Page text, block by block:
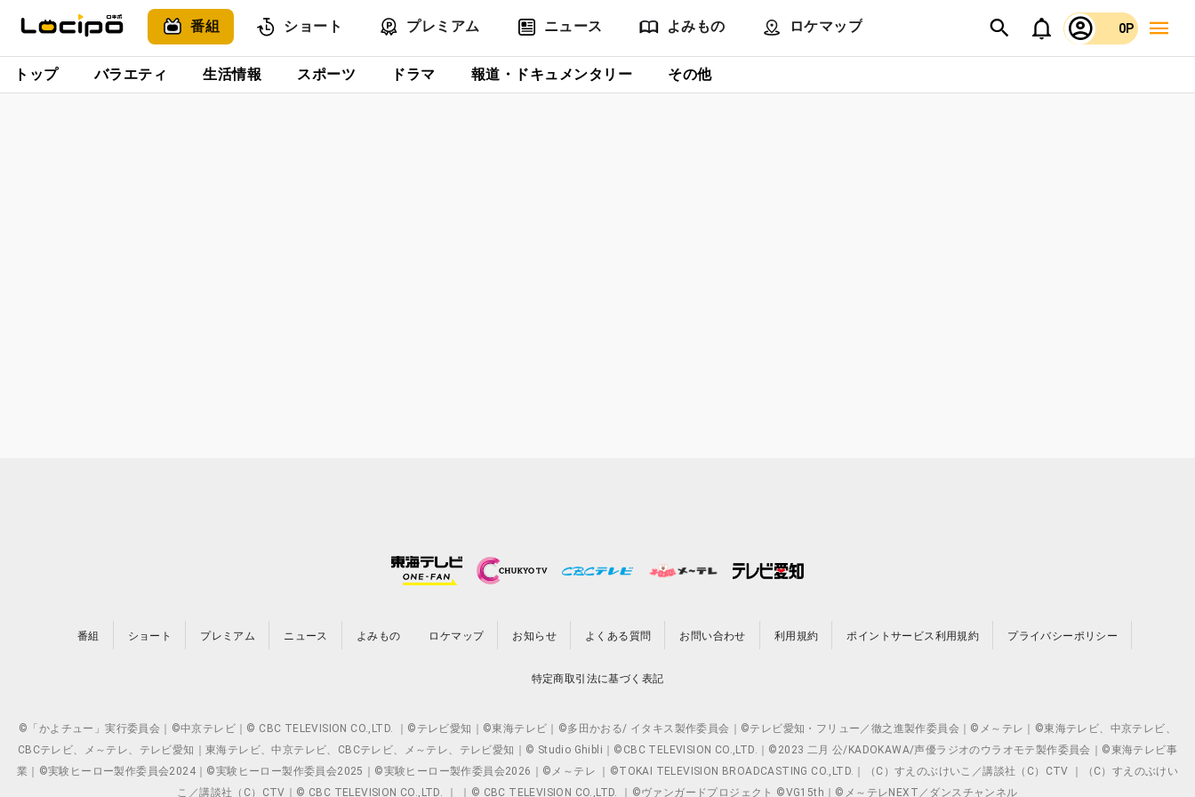
番組 ショート プレミアム ニュース よみもの ロケマップ 0P
トップ バラエティ 生活情報 スポーツ ドラマ 報道・ドキュメンタリー その他
番組 ショート プレミアム ニュース よみもの ロケマップ お知らせ よくある質問 お問い合わせ 利用規約 ポイントサービス利用規約 プライバシーポリシー
特定商取引法に基づく表記
©「かよチュー」実行委員会｜©中京テレビ｜© CBC TELEVISION CO.,LTD. ｜©テレビ愛知｜©東海テレビ｜©多田かおる/ イタキス製作委員会｜©テレビ愛知・フリュー／徹之進製作委員会｜©メ～テレ｜©東海テレビ、中京テレビ、
CBCテレビ、メ～テレ、テレビ愛知｜東海テレビ、中京テレビ、CBCテレビ、メ～テレ、テレビ愛知｜© Studio Ghibli｜©CBC TELEVISION CO.,LTD.｜©2023 二月 公/KADOKAWA/声優ラジオのウラオモテ製作委員会｜©東海テレビ事
業｜©実験ヒーロー製作委員会2024｜©実験ヒーロー製作委員会2025｜©実験ヒーロー製作委員会2026｜©メ～テレ ｜©TOKAI TELEVISION BROADCASTING CO.,LTD.｜（C）すえのぶけいこ／講談社（C）CTV ｜（C）すえのぶけい
こ／講談社（C）CTV｜© CBC TELEVISION CO.,LTD. ｜ ｜© CBC TELEVISION CO.,LTD. ｜©ヴァンガードプロジェクト ©VG15th｜©メ～テレNEXT／ダンスチャンネル